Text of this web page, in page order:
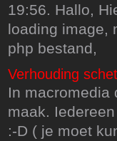
19:56. Hallo,
loading image,
php bestand,
Verhouding
In macromedia
maak.
:-D ( je moet